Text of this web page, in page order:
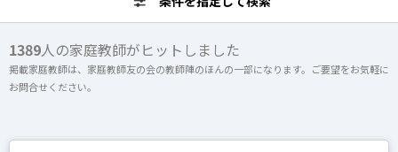
開成高等学校
1389人の家庭教師がヒットしました
掲載家庭教師は、家庭教師友の会の教師陣のほんの一部になります。ご要望をお気軽に
お問合せください。オンライン家庭教師